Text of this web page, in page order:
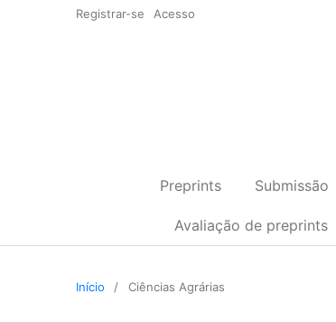
Registrar-se Acesso
Preprints Submissão
Avaliação de preprints
Início / Ciências Agrárias